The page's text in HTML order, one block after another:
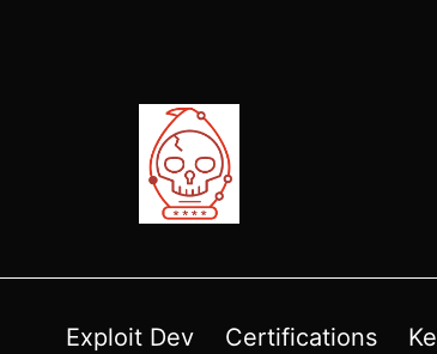
Exploit Dev Certifications